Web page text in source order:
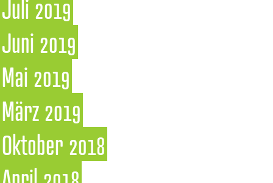
Juli 2019
Juni 2019
Mai 2019
März 2019
Oktober 2018